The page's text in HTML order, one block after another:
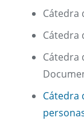
Cátedra
Cátedra
Cátedra
Cátedra